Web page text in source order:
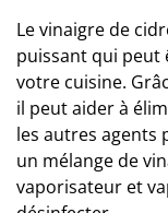
Le vinaigre de
puissant qui
votre cuisine.
il peut aider à
les autres agents
un mélange de
vaporisateur et